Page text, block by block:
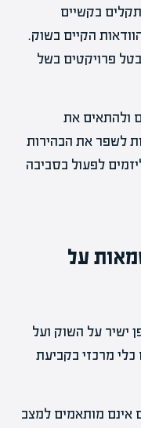
בקשיים
הקיים בשוק.
פרויקטים בשל
ולהתאים את
לשפר את הבהירות
לפעול בסביבה
על
ישיר על השוק ועל
כלי מרכזי בקביעת
אינם מותאמים למצב